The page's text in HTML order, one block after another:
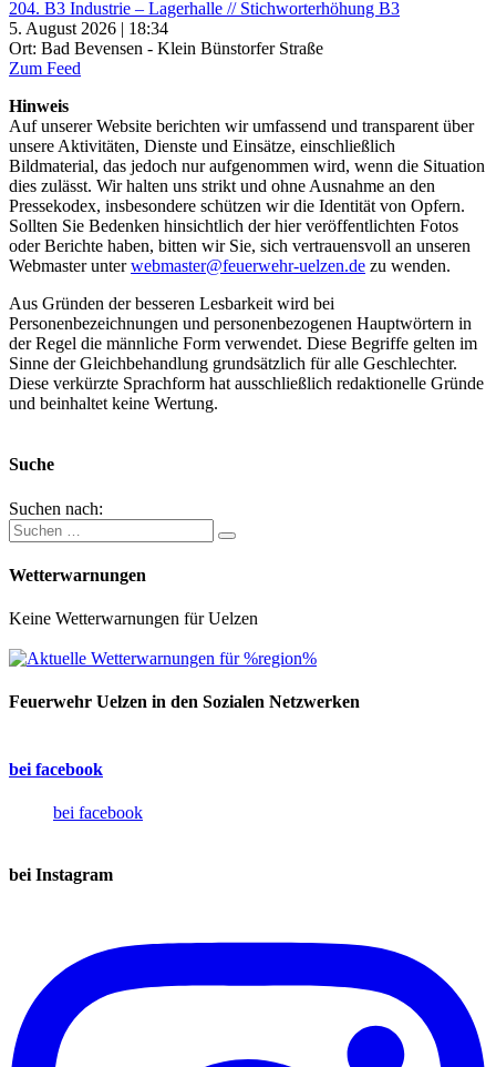
204. B3 Industrie – Lagerhalle // Stichworterhöhung B3
5. August 2026 | 18:34
Ort: Bad Bevensen - Klein Bünstorfer Straße
Zum Feed
Hinweis
Auf unserer Website berichten wir umfassend und transparent über
unsere Aktivitäten, Dienste und Einsätze, einschließlich
Bildmaterial, das jedoch nur aufgenommen wird, wenn die Situation
dies zulässt. Wir halten uns strikt und ohne Ausnahme an den
Pressekodex, insbesondere schützen wir die Identität von Opfern.
Sollten Sie Bedenken hinsichtlich der hier veröffentlichten Fotos
oder Berichte haben, bitten wir Sie, sich vertrauensvoll an unseren
Webmaster unterwebmaster@feuerwehr-uelzen.de zu wenden.
Aus Gründen der besseren Lesbarkeit wird bei
Personenbezeichnungen und personenbezogenen Hauptwörtern in
der Regel die männliche Form verwendet. Diese Begriffe gelten im
Sinne der Gleichbehandlung grundsätzlich für alle Geschlechter.
Diese verkürzte Sprachform hat ausschließlich redaktionelle Gründe
und beinhaltet keine Wertung.
Suche
Suchen nach:
Wetterwarnungen
Keine Wetterwarnungen für Uelzen
Feuerwehr Uelzen in den Sozialen Netzwerken
bei facebook
bei facebook
bei Instagram